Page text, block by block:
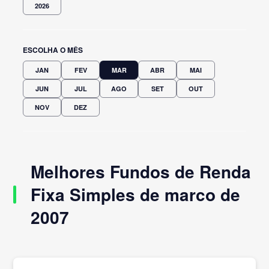
2026
ESCOLHA O MÊS
JAN FEV MAR ABR MAI
JUN JUL AGO SET OUT
NOV DEZ
Melhores Fundos de Renda
Fixa Simples de marco de
2007